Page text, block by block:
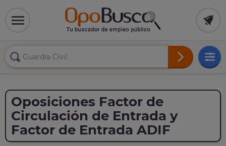
Oposiciones Factor de
Circulación de Entrada y
Factor de Entrada ADIF